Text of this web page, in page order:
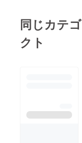
同じカテ
クト